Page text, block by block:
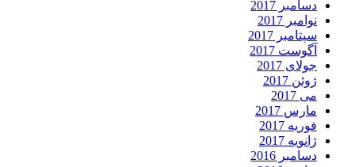
دسامبر 2017
نوامبر 2017
سپتامبر 2017
آگوست 2017
جولای 2017
ژوئن 2017
می 2017
مارس 2017
فوریه 2017
ژانویه 2017
دسامبر 2016